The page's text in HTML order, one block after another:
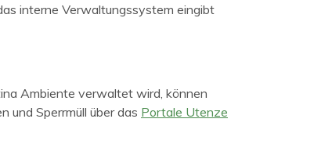
interne Verwaltungssystem eingibt
Ambiente verwaltet wird, können
und Sperrmüll über das Portale Utenze